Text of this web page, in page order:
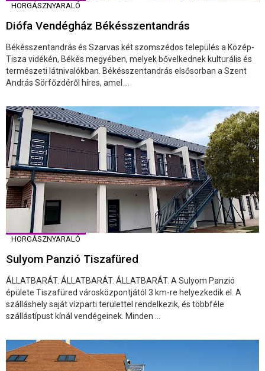
HORGÁSZNYARALÓ
Diófa Vendégház Békésszentandrás
Békésszentandrás és Szarvas két szomszédos település a Közép-
Tisza vidékén, Békés megyében, melyek bővelkednek kulturális és
természeti látnivalókban. Békésszentandrás elsősorban a Szent
András Sörfőzdéről híres, amel ...
HORGÁSZNYARALÓ
Sulyom Panzió Tiszafüred
ÁLLATBARÁT. ÁLLATBARÁT. ÁLLATBARÁT. A Sulyom Panzió
épülete Tiszafüred városközpontjától 3 km-re helyezkedik el. A
szálláshely saját vízparti területtel rendelkezik, és többféle
szállástípust kínál vendégeinek. Minden ...